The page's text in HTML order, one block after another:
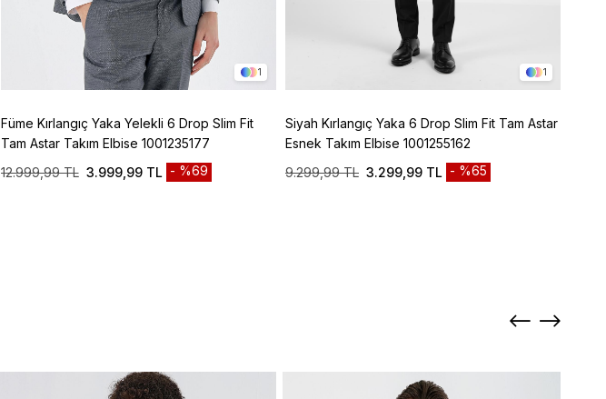
1
Füme Kırlangıç Yaka Yelekli 6 Drop Slim Fit
Tam Astar Takım Elbise 1001235177
12.999,99 TL 3.999,99 TL %69
1
Siyah Kırlangıç Yaka 6 Drop Slim Fit Tam Astar
Esnek Takım Elbise 1001255162
9.299,99 TL 3.299,99 TL %65